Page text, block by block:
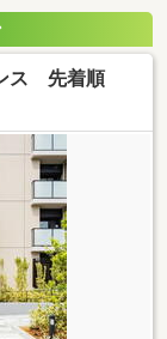
ス 先着順